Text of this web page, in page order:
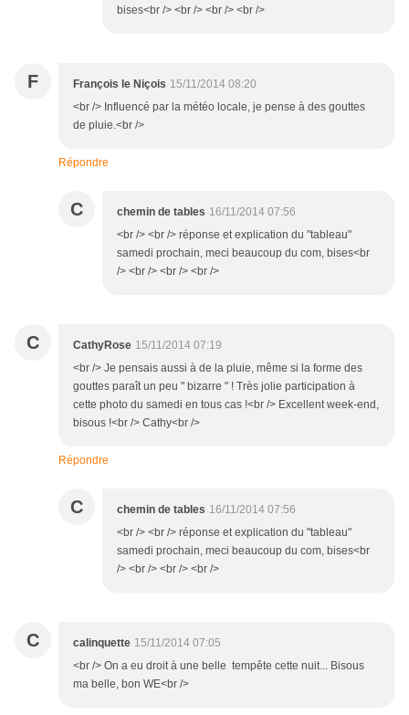
bises<br /> <br /> <br /> <br />
F François le Niçois 15/11/2014 08:20
<br /> Influencé par la météo locale, je pense à des gouttes
de pluie.<br />
Répondre
C chemin de tables 16/11/2014 07:56
<br /> <br /> réponse et explication du "tableau"
samedi prochain, meci beaucoup du com, bises<br
/> <br /> <br /> <br />
C CathyRose 15/11/2014 07:19
<br /> Je pensais aussi à de la pluie, même si la forme des
gouttes paraît un peu " bizarre " ! Très jolie participation à
cette photo du samedi en tous cas !<br /> Excellent week-end,
bisous !<br /> Cathy<br />
Répondre
C chemin de tables 16/11/2014 07:56
<br /> <br /> réponse et explication du "tableau"
samedi prochain, meci beaucoup du com, bises<br
/> <br /> <br /> <br />
C calinquette 15/11/2014 07:05
<br /> On a eu droit à une belle tempête cette nuit... Bisous
ma belle, bon WE<br />